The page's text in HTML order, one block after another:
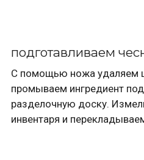
подготавливаем
С помощью ножа удаляем
промываем ингредиент
разделочную доску.
инвентаря и